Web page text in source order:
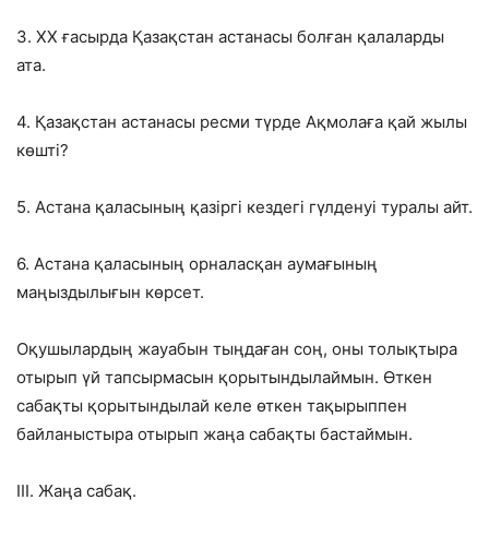
3. XX ғасырда Қазақстан астанасы болған қалаларды
ата.
4. Қазақстан астанасы ресми түрде Ақмолаға қай жылы
көшті?
5. Астана қаласының қазіргі кездегі гүлденуі туралы айт.
6. Астана қаласының орналасқан аумағының
маңыздылығын көрсет.
Оқушылардың жауабын тыңдаған соң, оны толықтыра
отырып үй тапсырмасын қорытындылаймын. Өткен
сабақты қорытындылай келе өткен тақырыппен
байланыстыра отырып жаңа сабақты бастаймын.
III. Жаңа сабақ.